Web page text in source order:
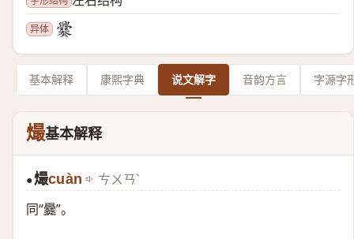
异体
基本解释 康熙字典 说文解字 音韵方言 字源字
熶基本解释
●熶cuàn ㄘㄨㄢˋ
同“爨”。